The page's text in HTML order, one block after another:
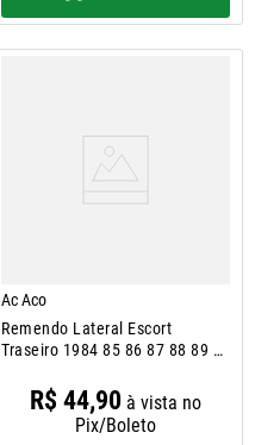
Ac Aco
Remendo Lateral Escort
Traseiro 1984 85 86 87 88 89 A
R$ 44,90 à vista no
Pix/Boleto